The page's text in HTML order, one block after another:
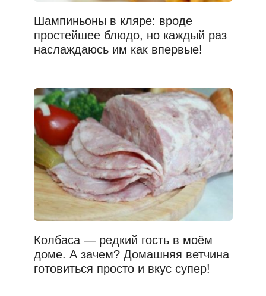
Шампиньоны в кляре: вроде
простейшее блюдо, но каждый раз
наслаждаюсь им как впервые!
Колбаса — редкий гость в моём
доме. А зачем? Домашняя ветчина
готовиться просто и вкус супер!